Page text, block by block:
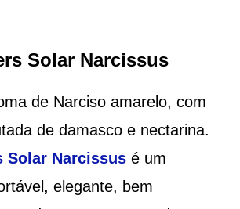
Solar Narcissus
de Narciso amarelo, com
de damasco e nectarina.
Solar Narcissusé um
elegante, bem